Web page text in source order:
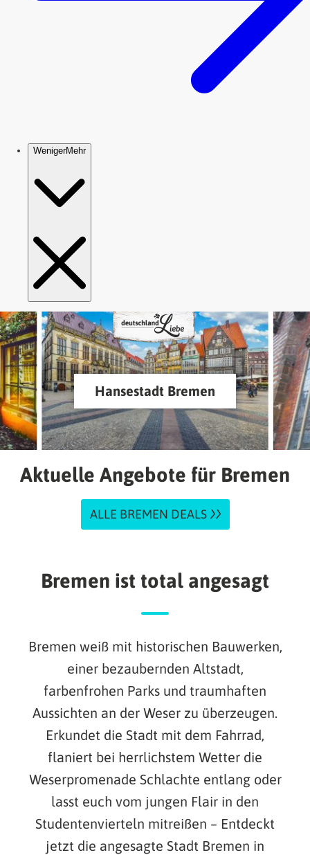
Hansestadt Bremen
Aktuelle Angebote für Bremen
ALLE BREMEN DEALS
Bremen ist total angesagt
Bremen weiß mit historischen Bauwerken,
einer bezaubernden Altstadt,
farbenfrohen Parks und traumhaften
Aussichten an der Weser zu überzeugen.
Erkundet die Stadt mit dem Fahrrad,
flaniert bei herrlichstem Wetter die
Weserpromenade Schlachte entlang oder
lasst euch vom jungen Flair in den
Studentenvierteln mitreißen – Entdeckt
jetzt die angesagte Stadt Bremen in